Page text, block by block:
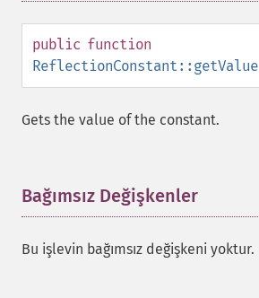
public function
ReflectionConstant::getValue
Gets the value of the constant.
Bağımsız Değişkenler
Bu işlevin bağımsız değişkeni yoktur.